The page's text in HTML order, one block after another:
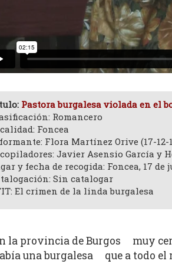
Pastora burgalesa violada en el
Romancero
Foncea
Flora Martínez Orive (17-12-
Javier Asensio García y
y fecha de recogida: Foncea, 17 de
Sin catalogar
El crimen de la linda burgalesa
la provincia de Burgos muy
una burgalesa que a todo el